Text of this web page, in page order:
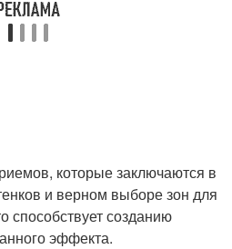
которые заключаются в
и верном выборе зон для
способствует созданию
эффекта.